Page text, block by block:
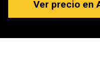
Ver precio en